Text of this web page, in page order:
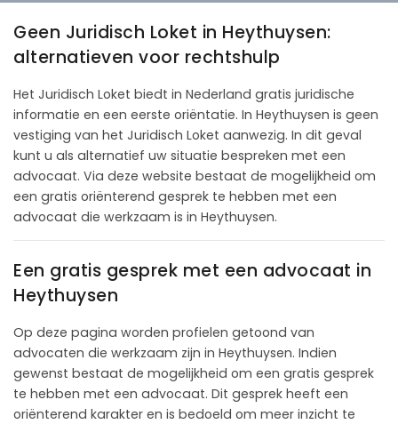
Geen Juridisch Loket in Heythuysen:
alternatieven voor rechtshulp
Het Juridisch Loket biedt in Nederland gratis juridische
informatie en een eerste oriëntatie. In Heythuysen is geen
vestiging van het Juridisch Loket aanwezig. In dit geval
kunt u als alternatief uw situatie bespreken met een
advocaat. Via deze website bestaat de mogelijkheid om
een gratis oriënterend gesprek te hebben met een
advocaat die werkzaam is in Heythuysen.
Een gratis gesprek met een advocaat in
Heythuysen
Op deze pagina worden profielen getoond van
advocaten die werkzaam zijn in Heythuysen. Indien
gewenst bestaat de mogelijkheid om een gratis gesprek
te hebben met een advocaat. Dit gesprek heeft een
oriënterend karakter en is bedoeld om meer inzicht te